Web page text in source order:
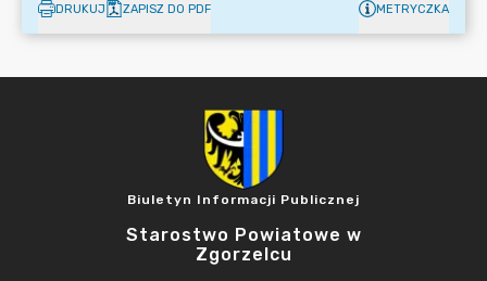
DRUKUJ ZAPISZ DO PDF METRYCZKA
Biuletyn Informacji Publicznej
Starostwo Powiatowe w
Zgorzelcu